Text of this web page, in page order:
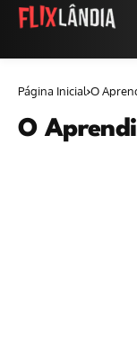
Página Inicial O
O